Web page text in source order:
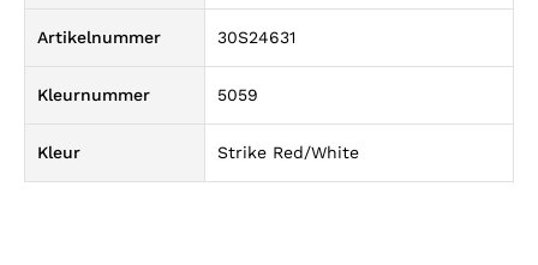
Artikelnummer 30S24631
Kleurnummer 5059
Kleur Strike Red/White